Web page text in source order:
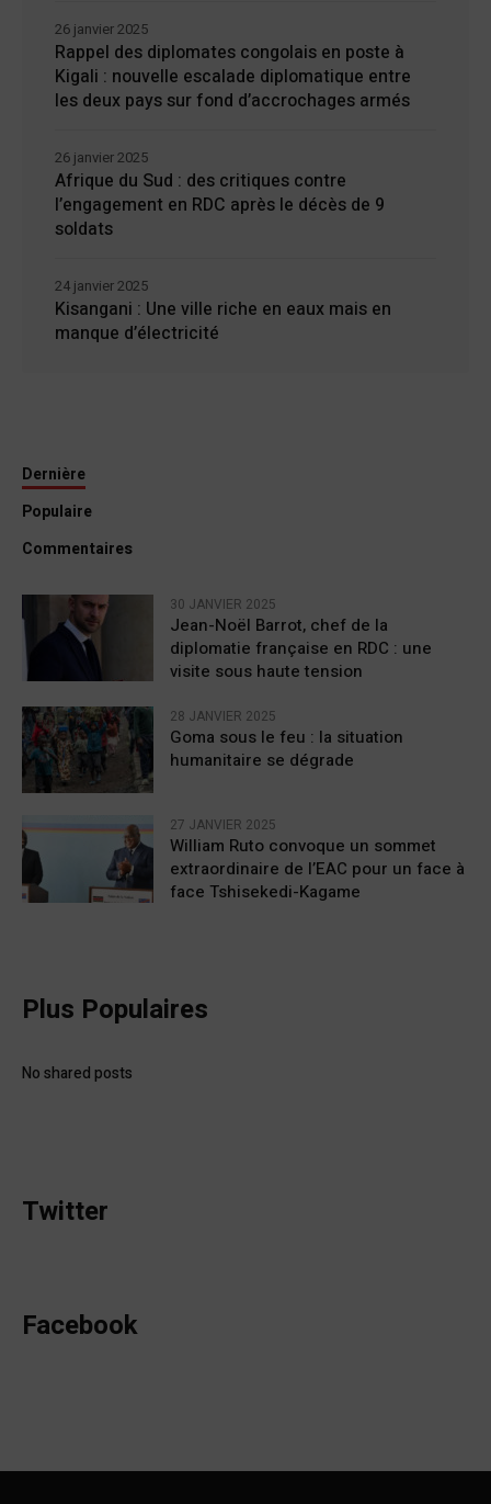
Rappel des diplomates congolais en poste à
Kigali : nouvelle escalade diplomatique entre
les deux pays sur fond d’accrochages armés
26 janvier 2025
Afrique du Sud : des critiques contre
l’engagement en RDC après le décès de 9
soldats
26 janvier 2025
Kisangani : Une ville riche en eaux mais en
manque d’électricité
24 janvier 2025
Dernière
Populaire
Commentaires
30 JANVIER 2025
Jean-Noël Barrot, chef de la
diplomatie française en RDC : une
visite sous haute tension
28 JANVIER 2025
Goma sous le feu : la situation
humanitaire se dégrade
27 JANVIER 2025
William Ruto convoque un sommet
extraordinaire de l’EAC pour un face à
face Tshisekedi-Kagame
Plus Populaires
No shared posts
Twitter
Facebook